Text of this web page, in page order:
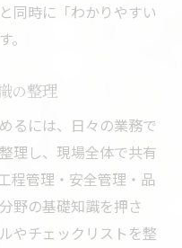
同時に「わかりやすい
の整理
るには、日々の業務で
理し、現場全体で共有
程管理・安全管理・品
野の基礎知識を押さ
やチェックリストを整